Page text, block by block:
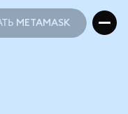
METAMASK